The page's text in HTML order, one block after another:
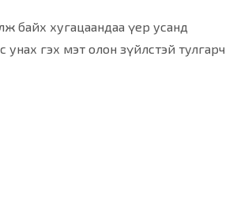
байх хугацаандаа үер усанд
унах гэх мэт олон зүйлстэй тулгарч